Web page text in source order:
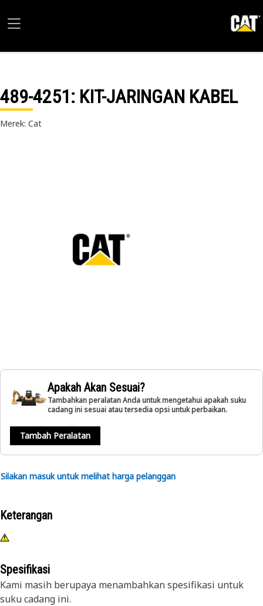
489-4251: KIT-JARINGAN KABEL
Merek: Cat
Apakah Akan Sesuai?
Tambahkan peralatan Anda untuk mengetahui apakah suku
cadang ini sesuai atau tersedia opsi untuk perbaikan.
Tambah Peralatan
Silakan masuk untuk melihat harga pelanggan
Keterangan
Spesifikasi
Kami masih berupaya menambahkan spesifikasi untuk
suku cadang ini.